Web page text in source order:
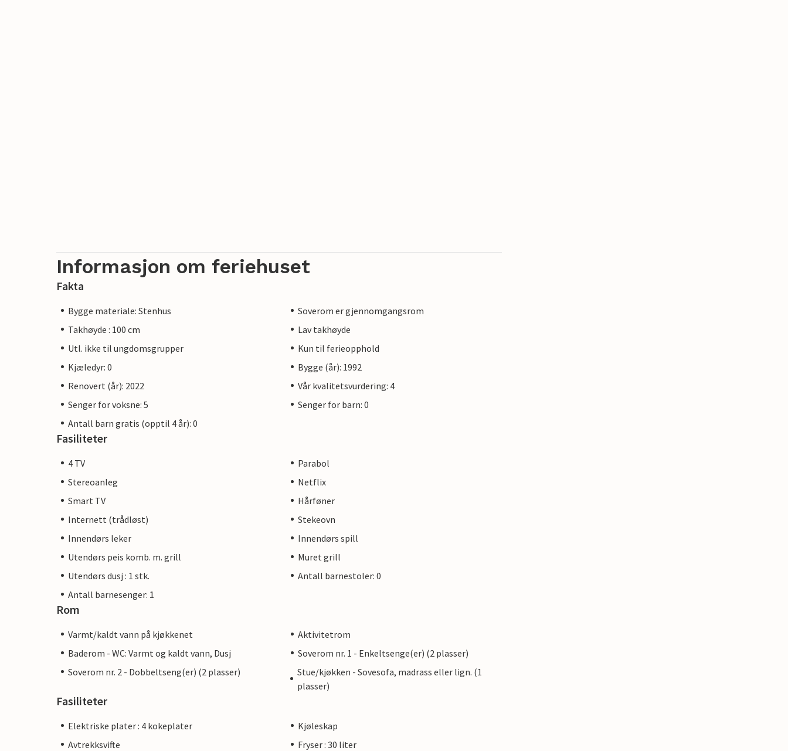
Informasjon om feriehuset
Fakta
Bygge materiale: Stenhus
Soverom er gjennomgangsrom
Takhøyde : 100 cm
Lav takhøyde
Utl. ikke til ungdomsgrupper
Kun til ferieopphold
Kjæledyr: 0
Bygge (år): 1992
Renovert (år): 2022
Vår kvalitetsvurdering: 4
Senger for voksne: 5
Senger for barn: 0
Antall barn gratis (opptil 4 år): 0
Fasiliteter
4 TV
Parabol
Stereoanleg
Netflix
Smart TV
Hårføner
Internett (trådløst)
Stekeovn
Innendørs leker
Innendørs spill
Utendørs peis komb. m. grill
Muret grill
Utendørs dusj : 1 stk.
Antall barnestoler: 0
Antall barnesenger: 1
Rom
Varmt/kaldt vann på kjøkkenet
Aktivitetrom
Baderom - WC: Varmt og kaldt vann, Dusj
Soverom nr. 1 - Enkeltsenge(er) (2 plasser)
Soverom nr. 2 - Dobbeltseng(er) (2 plasser)
Stue/kjøkken - Sovesofa, madrass eller lign. (1
plasser)
Fasiliteter
Elektriske plater : 4 kokeplater
Kjøleskap
Avtrekksvifte
Fryser : 30 liter